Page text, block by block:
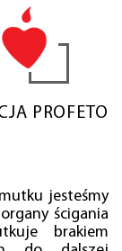
PROFETO
jesteśmy
ścigania
brakiem